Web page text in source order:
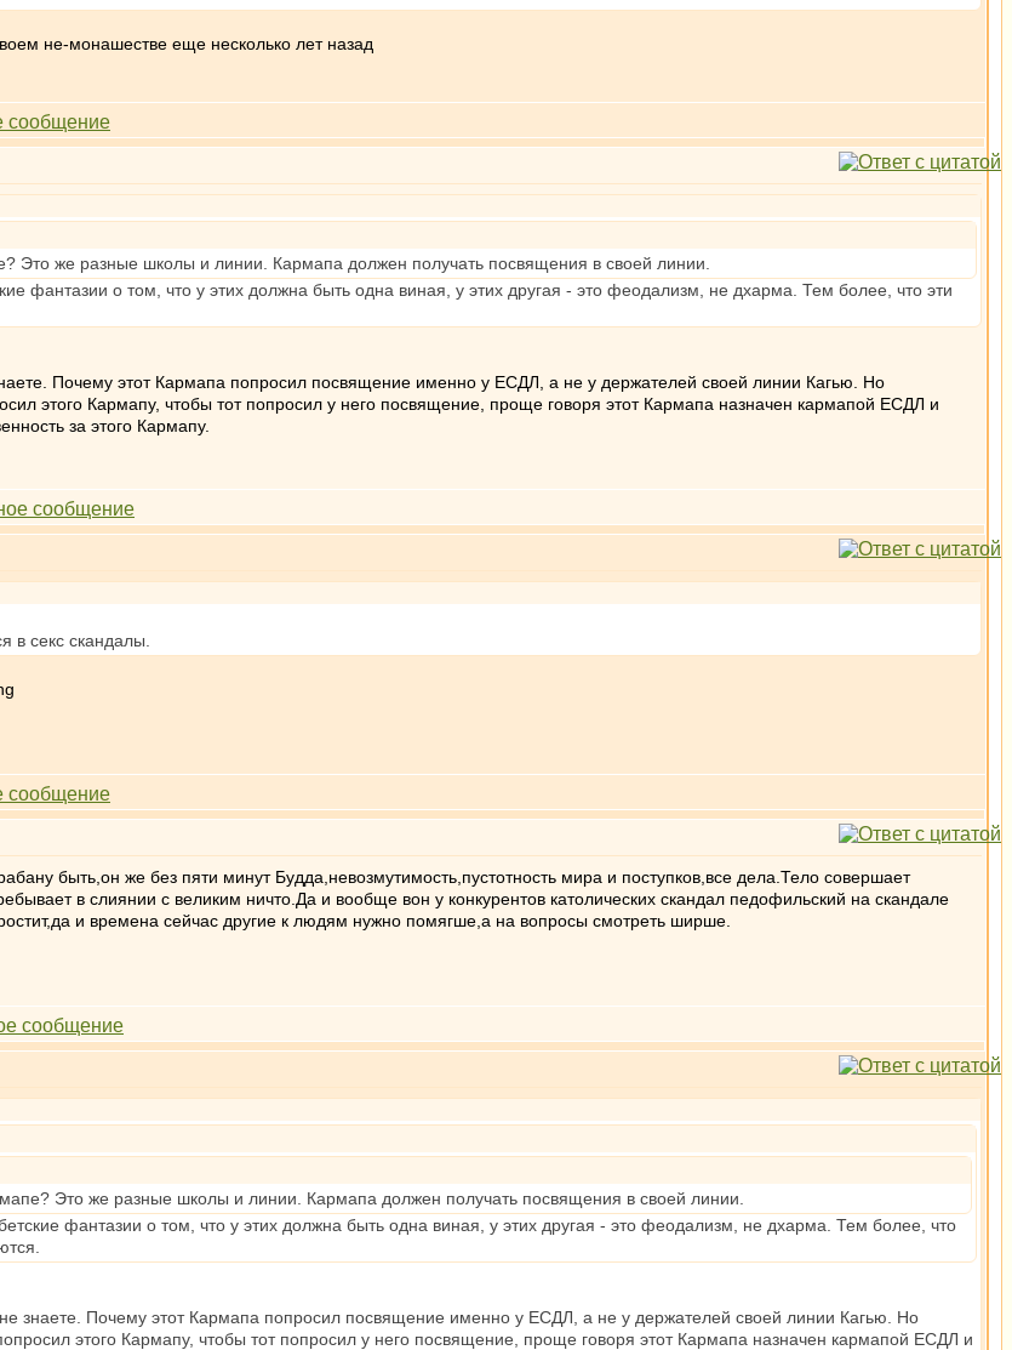
не-монашестве еще несколько лет назад
Это же разные школы и линии. Кармапа должен получать посвящения в своей линии.
фантазии о том, что у этих должна быть одна виная, у этих другая - это феодализм, не дхарма. Тем более, что эти
Почему этот Кармапа попросил посвящение именно у ЕСДЛ, а не у держателей своей линии Кагью. Но
этого Кармапу, чтобы тот попросил у него посвящение, проще говоря этот Кармапа назначен кармапой ЕСДЛ и
за этого Кармапу.
в секс скандалы.
быть,он же без пяти минут Будда,невозмутимость,пустотность мира и поступков,все дела.Тело совершает
в слиянии с великим ничто.Да и вообще вон у конкурентов католических скандал педофильский на скандале
и времена сейчас другие к людям нужно помягше,а на вопросы смотреть ширше.
Это же разные школы и линии. Кармапа должен получать посвящения в своей линии.
фантазии о том, что у этих должна быть одна виная, у этих другая - это феодализм, не дхарма. Тем более, что
знаете. Почему этот Кармапа попросил посвящение именно у ЕСДЛ, а не у держателей своей линии Кагью. Но
этого Кармапу, чтобы тот попросил у него посвящение, проще говоря этот Кармапа назначен кармапой ЕСДЛ и